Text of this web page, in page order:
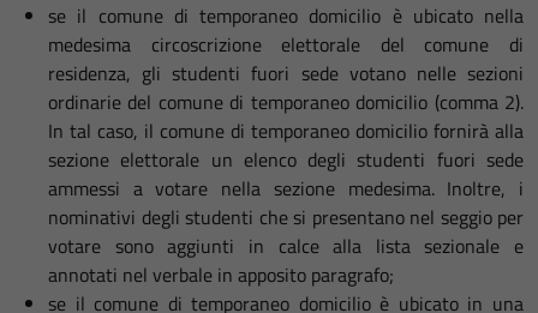
se il comune di temporaneo domicilio è ubicato nella
medesima circoscrizione elettorale del comune di
residenza, gli studenti fuori sede votano nelle sezioni
ordinarie del comune di temporaneo domicilio (comma 2).
In tal caso, il comune di temporaneo domicilio fornirà alla
sezione elettorale un elenco degli studenti fuori sede
ammessi a votare nella sezione medesima. Inoltre, i
nominativi degli studenti che si presentano nel seggio per
votare sono aggiunti in calce alla lista sezionale e
annotati nel verbale in apposito paragrafo;
se il comune di temporaneo domicilio è ubicato in una